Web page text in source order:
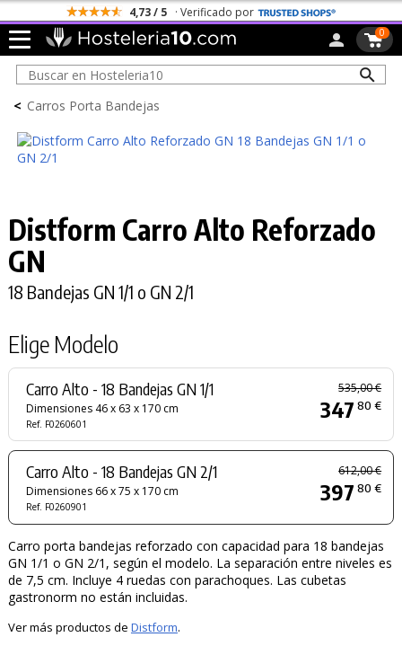
4,73 / 5 · Verificado por
0
< Carros Porta Bandejas
Distform Carro Alto Reforzado
GN
18 Bandejas GN 1/1 o GN 2/1
Elige Modelo
Carro Alto - 18 Bandejas GN 1/1
Dimensiones 46 x 63 x 170 cm
Ref. F0260601
535,00 €
347 80 €
Carro Alto - 18 Bandejas GN 2/1
Dimensiones 66 x 75 x 170 cm
Ref. F0260901
612,00 €
397 80 €
Carro porta bandejas reforzado con capacidad para 18 bandejas
GN 1/1 o GN 2/1, según el modelo. La separación entre niveles es
de 7,5 cm. Incluye 4 ruedas con parachoques. Las cubetas
gastronorm no están incluidas.
Ver más productos de Distform.